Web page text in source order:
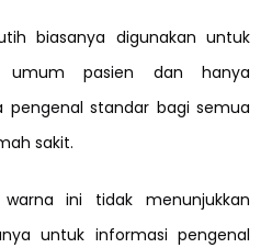
biasanya digunakan untuk
umum pasien dan hanya
pengenal standar bagi semua
sakit.
ini tidak menunjukkan
untuk informasi pengenal